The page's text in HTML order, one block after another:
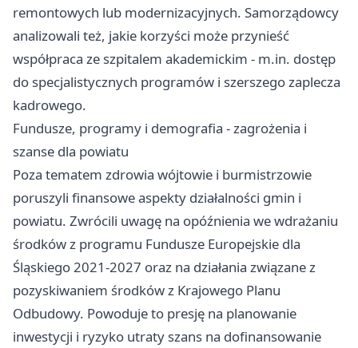
remontowych lub modernizacyjnych. Samorządowcy
analizowali też, jakie korzyści może przynieść
współpraca ze szpitalem akademickim - m.in. dostęp
do specjalistycznych programów i szerszego zaplecza
kadrowego.
Fundusze, programy i demografia - zagrożenia i
szanse dla powiatu
Poza tematem zdrowia wójtowie i burmistrzowie
poruszyli finansowe aspekty działalności gmin i
powiatu. Zwrócili uwagę na opóźnienia we wdrażaniu
środków z programu Fundusze Europejskie dla
Śląskiego 2021-2027 oraz na działania związane z
pozyskiwaniem środków z Krajowego Planu
Odbudowy. Powoduje to presję na planowanie
inwestycji i ryzyko utraty szans na dofinansowanie